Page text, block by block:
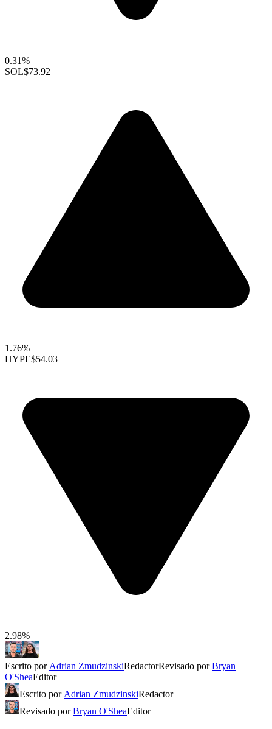
0.31%
SOL$73.92
1.76%
HYPE$54.03
2.98%
Escrito por Adrian ZmudzinskiRedactorRevisado porBryan
O'SheaEditor
Escrito por Adrian ZmudzinskiRedactor
Revisado porBryan O'SheaEditor